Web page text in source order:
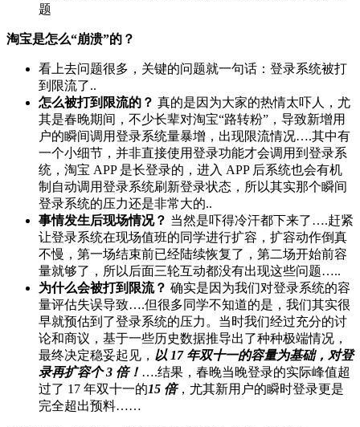
题
淘宝是怎么“崩溃”的？
看上去问题很多，关键的问题就一句话：登录系统被打
到限流了..
怎么被打到限流的？ 真的是因为大家的热情太吓人，尤
其是春晚期间，不少长辈对淘宝“路转粉”，导致新增用
户的瞬间调用登录系统量暴增，出现限流情况….其中有
一个小细节，并非直接使用登录功能才会调用到登录系
统，淘宝 APP 是长登录的，进入 APP 后系统也会有机
制自动调用登录系统刷新登录状态，所以其实那个瞬间
登录系统的压力还是非常大的..
事情发生后现场情况？ 当然是吓得冷汗都下来了….赶紧
让登录系统在现场值班的同学进行扩容，扩容动作倒真
不慢，第一场结束前已经陆续恢复了，第二场开始前容
量就够了，所以后面三轮互动都没有出现这些问题…..
为什么会被打到限流？ 确实是因为我们对登录系统的容
量评估失误导致….但很多同学不知道的是，我们其实很
早就预估到了登录系统的压力。当时我们经过充分的讨
论和商议，基于一些历史数据推导出了种种极端情况，
最终决定稳妥起见， 以 17 年双十一的容量为基础，对登
录再扩容个 3 倍！ ….结果，春晚当晚登录的实际峰值超
过了 17 年双十一的15 倍，尤其新用户的瞬时登录更是
完全超出预料……